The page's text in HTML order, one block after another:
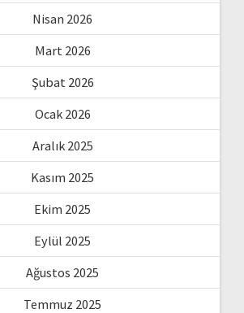
Nisan 2026
Mart 2026
Şubat 2026
Ocak 2026
Aralık 2025
Kasım 2025
Ekim 2025
Eylül 2025
Ağustos 2025
Temmuz 2025